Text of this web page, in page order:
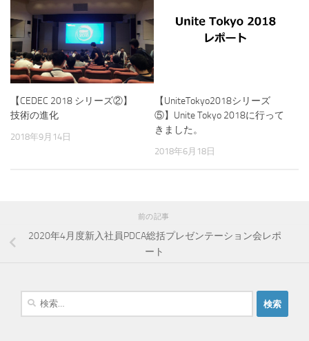
【CEDEC 2018 シリーズ②】
技術の進化
2018年9月14日
【UniteTokyo2018シリーズ
⑤】Unite Tokyo 2018に行って
きました。
2018年6月18日
前の記事
2020年4月度新入社員PDCA総括プレゼンテーション会レポ
ート
検